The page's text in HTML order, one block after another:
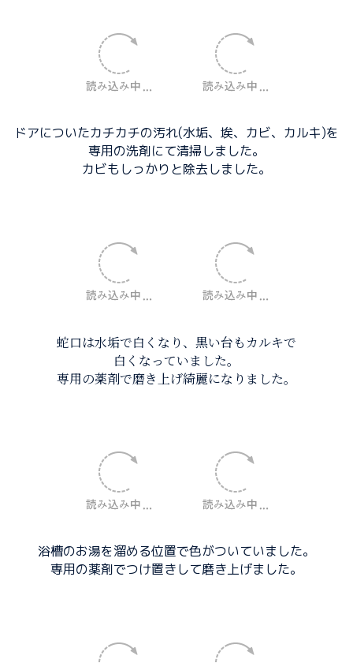
ドアについたカチカチの汚れ(水垢、埃、カビ、カルキ)を
専用の洗剤にて清掃しました。
カビもしっかりと除去しました。
蛇口は水垢で白くなり、黒い台もカルキで
白くなっていました。
専用の薬剤で磨き上げ綺麗になりました。
浴槽のお湯を溜める位置で色がついていました。
専用の薬剤でつけ置きして磨き上げました。